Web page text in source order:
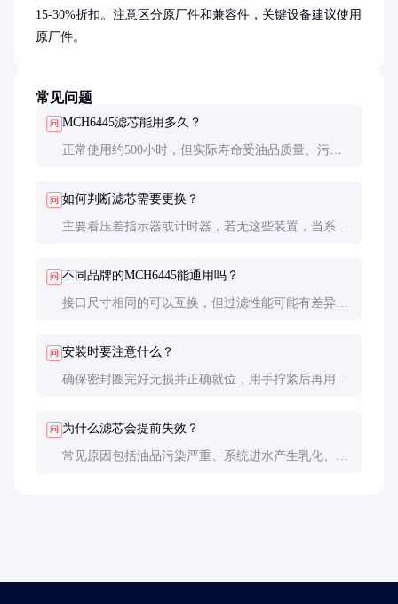
15-30%折扣。注意区分原厂件和兼容件，关键设备建议使用
原厂件。
常见问题
问 MCH6445滤芯能用多久？
正常使用约500小时，但实际寿命受油品质量、污染
问 如何判断滤芯需要更换？
主要看压差指示器或计时器，若无这些装置，当系统
问 不同品牌的MCH6445能通用吗？
接口尺寸相同的可以互换，但过滤性能可能有差异。
问 安装时要注意什么？
确保密封圈完好无损并正确就位，用手拧紧后再用工
间。
问 为什么滤芯会提前失效？
常见原因包括油品污染严重、系统进水产生乳化、油